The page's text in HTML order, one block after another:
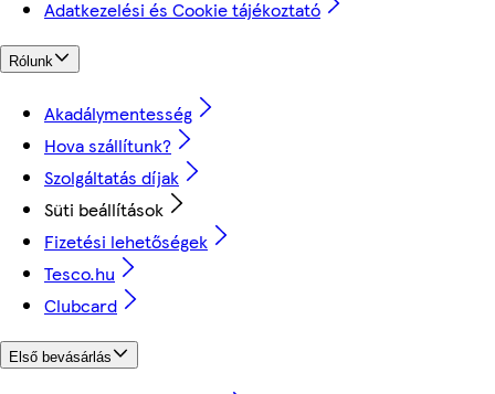
Adatkezelési és Cookie tájékoztató
Rólunk
Akadálymentesség
Hova szállítunk?
Szolgáltatás díjak
Süti beállítások
Fizetési lehetőségek
Tesco.hu
Clubcard
Első bevásárlás